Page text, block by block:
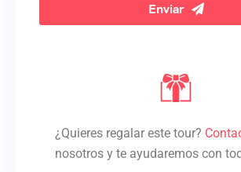
Enviar
¿Quieres regalar este tour?
nosotros y te ayudaremos con